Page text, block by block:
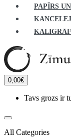
PAPĪRS
0,00€
Tavs grozs ir
All Categories